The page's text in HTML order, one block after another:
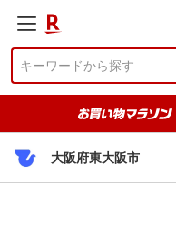
大阪府東大阪市